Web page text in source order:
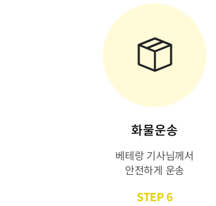
화물운송
베테랑 기사님께서
안전하게 운송
STEP 6